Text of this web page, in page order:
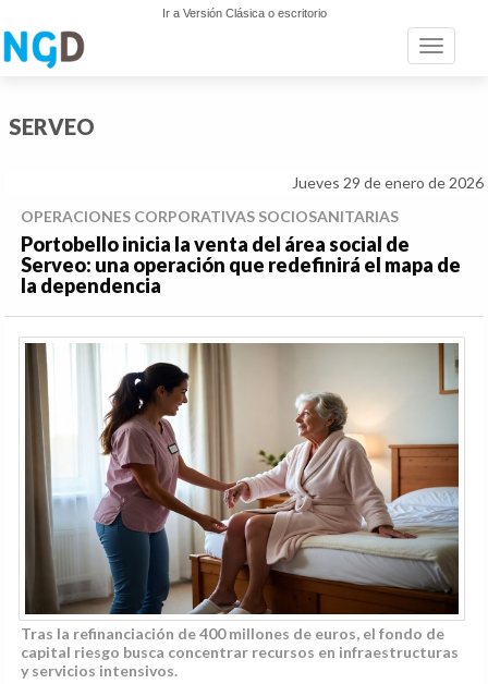
Ir a Versión Clásica o escritorio
Toggle
SERVEO
Jueves 29 de enero de 2026
OPERACIONES CORPORATIVAS SOCIOSANITARIAS
Portobello inicia la venta del área social de
Serveo: una operación que redefinirá el mapa de
la dependencia
Tras la refinanciación de 400 millones de euros, el fondo de
capital riesgo busca concentrar recursos en infraestructuras
y servicios intensivos.